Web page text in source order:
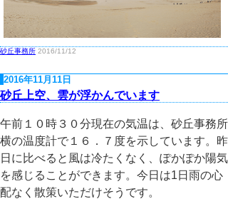
砂丘事務所 2016/11/12
2016年11月11日
砂丘上空、雲が浮かんでいます
午前１０時３０分現在の気温は、砂丘事務所
横の温度計で１６．７度を示しています。昨
日に比べると風は冷たくなく、ぽかぽか陽気
を感じることができます。今日は1日雨の心
配なく散策いただけそうです。